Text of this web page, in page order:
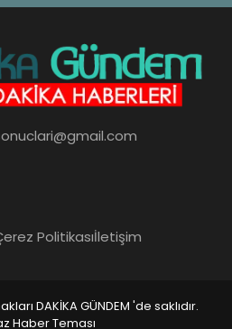
Politikasıİletişim
DAKİKA GÜNDEM 'de saklıdır.
Haber Teması